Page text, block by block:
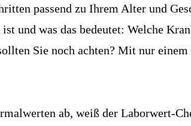
passend zu Ihrem Alter und
und was das bedeutet: Welche
Sie noch achten? Mit nur
ab, weiß der Laborwert-